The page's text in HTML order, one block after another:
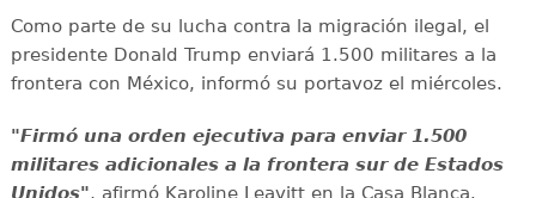
Como parte de su lucha contra la migración ilegal, el
presidente Donald Trump enviará 1.500 militares a la
frontera con México, informó su portavoz el miércoles.
"Firmó una orden ejecutiva para enviar 1.500
militares adicionales a la frontera sur de Estados
Unidos", afirmó Karoline Leavitt en la Casa Blanca.